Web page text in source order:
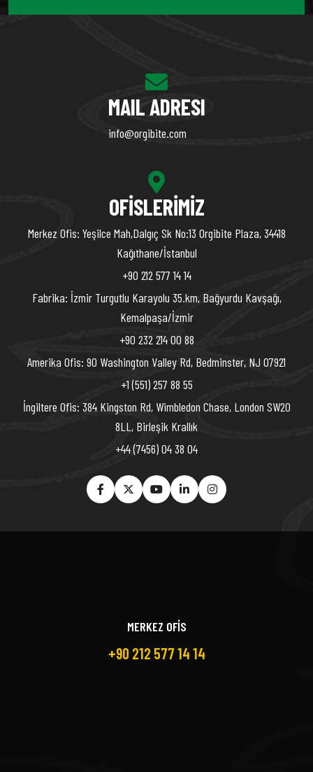
MAIL ADRESI
info@orgibite.com
OFISLERIMIZ
Merkez Ofis: Yeşilce Mah,Dalgıç Sk No:13 Orgibite Plaza, 34418
Kağıthane/İstanbul
+90 212 577 14 14
Fabrika: İzmir Turgutlu Karayolu 35.km, Bağyurdu Kavşağı,
Kemalpaşa/İzmir
+90 232 214 00 88
Amerika Ofis: 90 Washington Valley Rd, Bedminster, NJ 07921
+1 (551) 257 88 55
İngiltere Ofis: 384 Kingston Rd, Wimbledon Chase, London SW20
8LL, Birleşik Krallık
+44 (7456) 04 38 04
MERKEZ OFİS
+90 212 577 14 14